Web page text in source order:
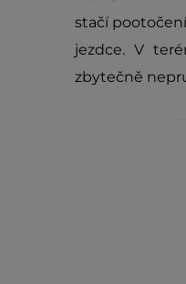
stačí
jezdce. V
zbytečně